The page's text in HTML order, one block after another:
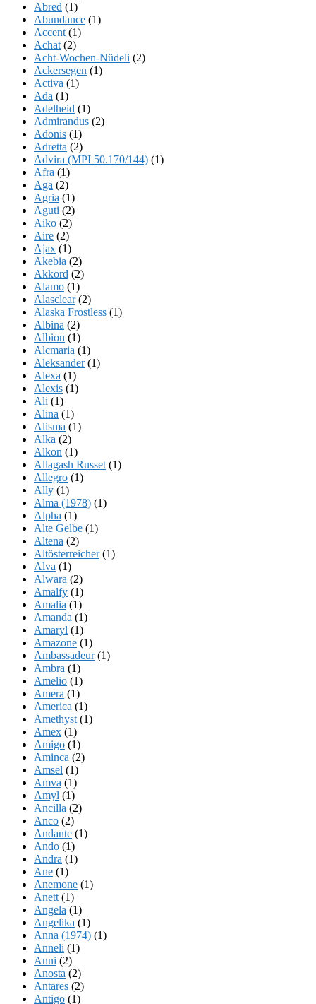
Abred (1)
Abundance (1)
Accent (1)
Achat (2)
Acht-Wochen-Nüdeli (2)
Ackersegen (1)
Activa (1)
Ada (1)
Adelheid (1)
Admirandus (2)
Adonis (1)
Adretta (2)
Advira (MPI 50.170/144) (1)
Afra (1)
Aga (2)
Agria (1)
Aguti (2)
Aiko (2)
Aire (2)
Ajax (1)
Akebia (2)
Akkord (2)
Alamo (1)
Alasclear(2)
Alaska Frostless (1)
Albina (2)
Albion (1)
Alcmaria (1)
Aleksander(1)
Alexa (1)
Alexis (1)
Ali (1)
Alina (1)
Alisma (1)
Alka (2)
Alkon (1)
Allagash Russet (1)
Allegro (1)
Ally (1)
Alma (1978) (1)
Alpha (1)
Alte Gelbe (1)
Altena (2)
Altösterreicher(1)
Alva (1)
Alwara (2)
Amalfy (1)
Amalia (1)
Amanda (1)
Amaryl (1)
Amazone (1)
Ambassadeur(1)
Ambra (1)
Amelio (1)
Amera (1)
America (1)
Amethyst (1)
Amex (1)
Amigo (1)
Aminca (2)
Amsel (1)
Amva (1)
Amyl (1)
Ancilla (2)
Anco (2)
Andante (1)
Ando (1)
Andra (1)
Ane (1)
Anemone (1)
Anett (1)
Angela (1)
Angelika (1)
Anna (1974) (1)
Anneli (1)
Anni (2)
Anosta (2)
Antares (2)
Antigo (1)